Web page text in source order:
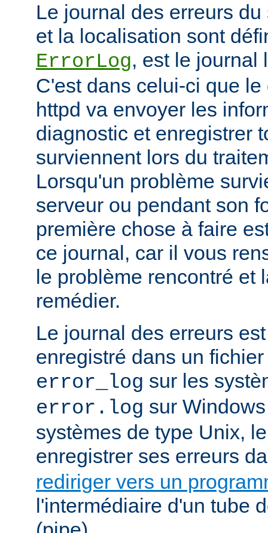
Le journal des erreurs
et la localisation sont
ErrorLog, est le journal
C'est dans celui-ci que
httpd va envoyer les
diagnostic et enregistrer
surviennent lors du
Lorsqu'un problème
serveur ou pendant son
première chose à faire
ce journal, car il vous
le problème rencontré et
remédier.
Le journal des erreurs
enregistré dans un
error_log sur les
error.log sur
systèmes de type Unix,
enregistrer ses erreurs
rediriger vers un
l'intermédiaire d'un tube